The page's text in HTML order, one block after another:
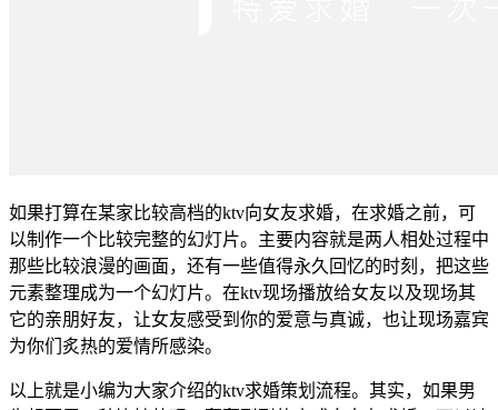
如果打算在某家比较高档的ktv向女友求婚，在求婚之前，可
以制作一个比较完整的幻灯片。主要内容就是两人相处过程中
那些比较浪漫的画面，还有一些值得永久回忆的时刻，把这些
元素整理成为一个幻灯片。在ktv现场播放给女友以及现场其
它的亲朋好友，让女友感受到你的爱意与真诚，也让现场嘉宾
为你们炙热的爱情所感染。
以上就是小编为大家介绍的ktv求婚策划流程。其实，如果男